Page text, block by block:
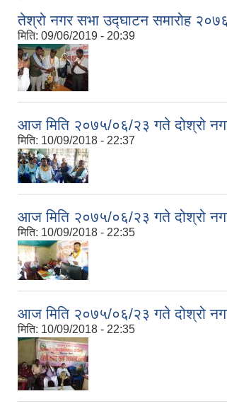
तेश्रो नगर सभा उद्घाटन समारोह
मिति: 09/06/2019 - 20:39
आज मिति २०७५/०६/२३ गते दोश्रो
मिति: 10/09/2018 - 22:37
आज मिति २०७५/०६/२३ गते दोश्रो
मिति: 10/09/2018 - 22:35
आज मिति २०७५/०६/२३ गते दोश्रो
मिति: 10/09/2018 - 22:35